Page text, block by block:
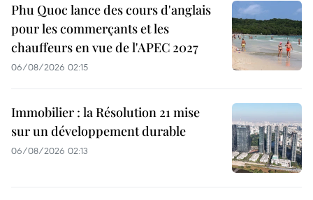
Phu Quoc lance des cours d'anglais
pour les commerçants et les
chauffeurs en vue de l'APEC 2027
06/08/2026 02:15
Immobilier : la Résolution 21 mise
sur un développement durable
06/08/2026 02:13